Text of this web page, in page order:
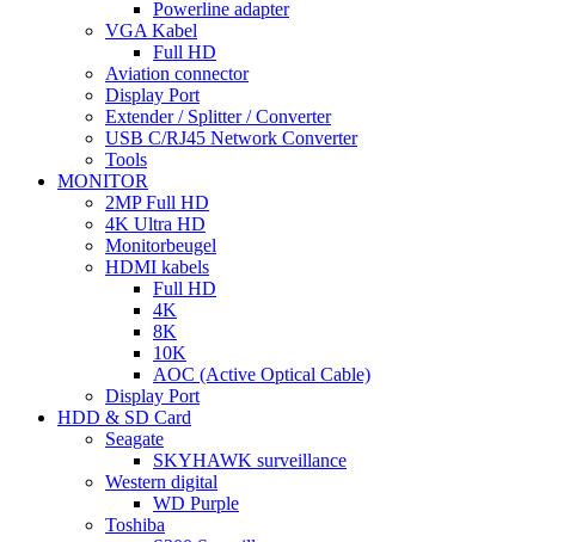
Powerline adapter
VGA Kabel
Full HD
Aviation connector
Display Port
Extender / Splitter / Converter
USB C/RJ45 Network Converter
Tools
MONITOR
2MP Full HD
4K Ultra HD
Monitorbeugel
HDMI kabels
Full HD
4K
8K
10K
AOC (Active Optical Cable)
Display Port
HDD & SD Card
Seagate
SKYHAWK surveillance
Western digital
WD Purple
Toshiba